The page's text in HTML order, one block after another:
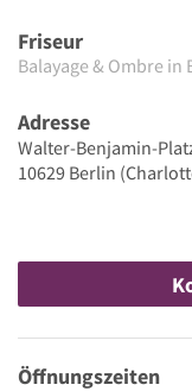
Friseur
Balayage & Ombre in
Adresse
Walter-Benjamin-
10629 Berlin
Öffnungszeiten